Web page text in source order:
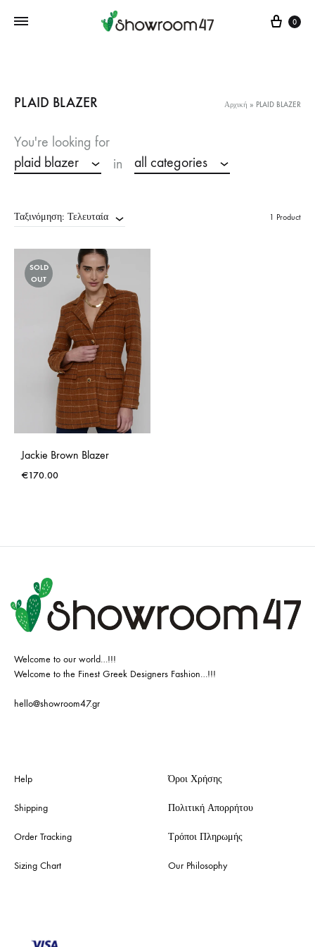
Cart
0
PLAID BLAZER Αρχική » PLAID BLAZER
You're looking for
plaid blazer
in all categories
Ταξινόμηση: Τελευταία 1 Product
SOLD
OUT
Jackie Brown Blazer
€170.00
Welcome to our world…!!!
Welcome to the Finest Greek Designers Fashion…!!!
hello@showroom47.gr
Help
Shipping
Order Tracking
Sizing Chart
Όροι Χρήσης
Πολιτική Απορρήτου
Τρόποι Πληρωμής
Our Philosophy